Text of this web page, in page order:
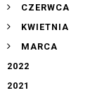
► CZERWCA
► KWIETNIA
► MARCA
2022
2021